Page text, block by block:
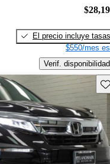
El precio incluye tasas
$550/mes
Verif. disponibilidad